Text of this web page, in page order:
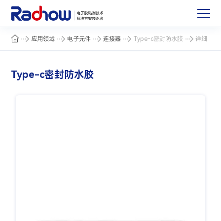
应用领域 电子元件 连接器 Type-c密封防水胶 详细
Type-c密封防水胶